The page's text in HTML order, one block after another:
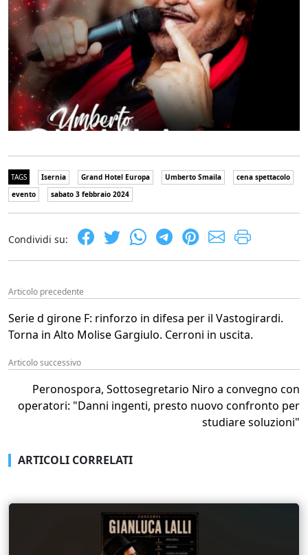
TAGS Isernia Grand Hotel Europa Umberto Smaila
cena spettacolo
evento
sabato 3 febbraio 2024
Condividi su:
Articolo precedente
Serie d girone F: rinforzo in difesa per il Vastogirardi.
Torna in Alto Molise Gargiulo. Cerroni in uscita.
Articolo successivo
Peronospora, Sottosegretario Niro a convegno con
operatori: "Danni ingenti, presto nuovo confronto per
studiare soluzioni"
ARTICOLI CORRELATI